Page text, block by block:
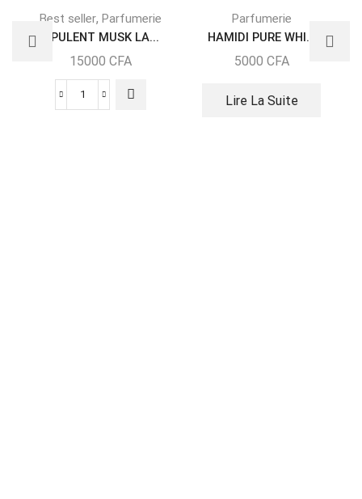
Best seller, Parfumerie
OPULENT MUSK LA...
15000 CFA
Parfumerie
HAMIDI PURE WHI...
5000 CFA
Lire La Suite